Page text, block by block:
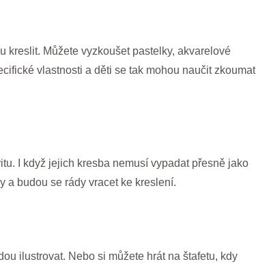
kreslit. Můžete vyzkoušet pastelky, akvarelové
vlastnosti a děti se tak mohou naučit zkoumat
I když jejich kresba nemusí vypadat přesně jako
a budou se rády vracet ke kreslení.
ilustrovat. Nebo si můžete hrát na štafetu, kdy